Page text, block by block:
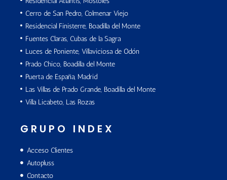
Cerro de San Pedro, Colmenar Viejo
Residencial Finisterre, Boadilla del Monte
Fuentes Claras, Cubas de la Sagra
Luces de Poniente, Villaviciosa de Odón
Prado Chico, Boadilla del Monte
Puerta de España, Madrid
Las Villas de Prado Grande, Boadilla del Monte
Villa Licabeto, Las Rozas
GRUPO INDEX
Acceso Clientes
Autopluss
Contacto